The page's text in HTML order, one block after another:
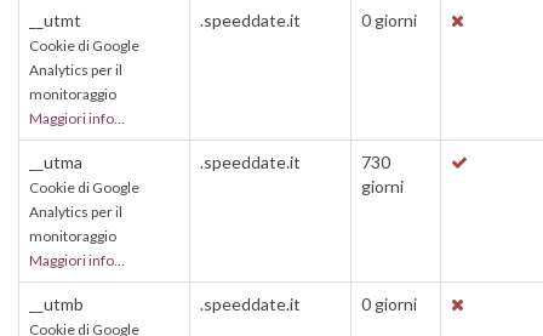
__utmt
Cookie di Google
Analytics per il
monitoraggio
Maggiori info...
.speeddate.it 0 giorni
__utma
Cookie di Google
Analytics per il
monitoraggio
Maggiori info...
.speeddate.it
730
giorni
__utmb
Cookie di Google
.speeddate.it 0 giorni